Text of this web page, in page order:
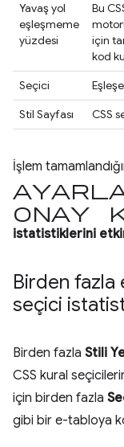
Yavaş yol
eşleşmeme
yüzdesi
Bu
için
kod
Seçici
Stil Sayfası
CSS
İşlem
onay
istatistiklerini
Birden fazla
seçici
Birden fazla Stili
CSS kural
için birden fazla
gibi bir e-tabloya